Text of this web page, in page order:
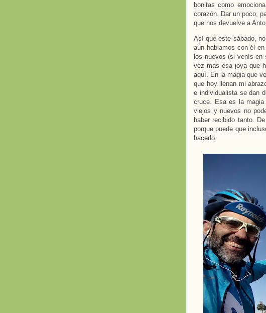
bonitas como
corazón. Dar un poco,
que nos devuelve a
Así que este sábado,
aún hablamos con él
los nuevos (si venís en
vez más esa joya que
aquí. En la magia que
que hoy llenan mi
e individualista se dan
cruce. Esa es la
viejos y nuevos no
haber recibido tanto.
porque puede que
hacerlo.